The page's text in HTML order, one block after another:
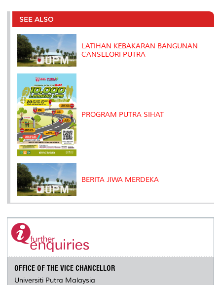
e
b
o
o
k
t
r
e
I
l
L
n
P
e
s
t
SEE ALSO
LATIHAN KEBAKARAN BANGUNAN
CANSELORI PUTRA
PROGRAM PUTRA SIHAT
BERITA JIWA MERDEKA
OFFICE OF THE VICE CHANCELLOR
Universiti Putra Malaysia